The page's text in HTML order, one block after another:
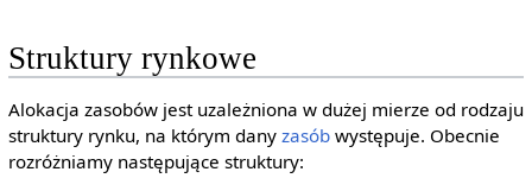
Struktury rynkowe
Alokacja zasobów jest uzależniona w dużej mierze od rodzaju
struktury rynku, na którym dany zasóbwystępuje. Obecnie
rozróżniamy następujące struktury: